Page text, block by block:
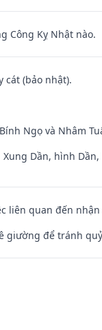
Công Kỵ Nhật nào.
cát (bảo nhật).
Ngọ và Nhâm
Dần, hình
liên quan đến
giường để tránh